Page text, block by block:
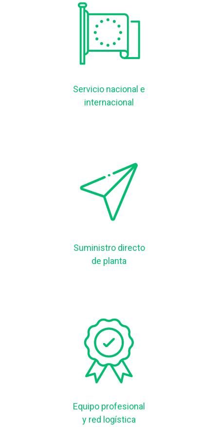
Servicio nacional e
internacional
Suministro directo
de planta
Equipo profesional
y red logística